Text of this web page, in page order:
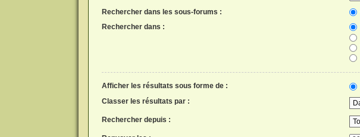
Rechercher dans les sous-forums :
Rechercher dans :
Afficher les résultats sous forme de :
Classer les résultats par :
Rechercher depuis :